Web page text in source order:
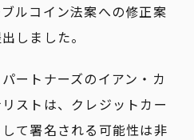
ルコイン法案への修正案
しました。
ートナーズのイアン・カ
ストは、クレジットカー
て署名される可能性は非